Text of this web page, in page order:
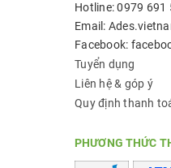
Hotline: 0979 691
Email:
Facebook:
Tuyển dụng
Liên hệ & góp ý
Quy định thanh
PHƯƠNG THỨC